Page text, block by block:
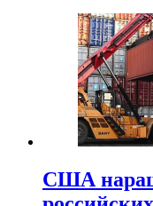
США